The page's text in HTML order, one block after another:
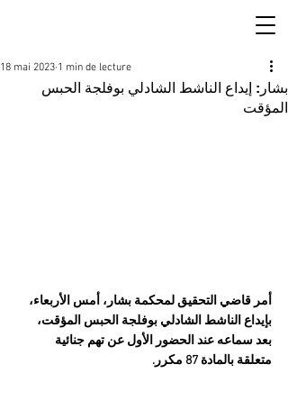
بشار: إيداع الناشط الشادلي بوفلجة الحبس
المؤقت
18 mai 2023 1 min de lecture
أمر قاضي التحقيق لمحكمة بشار، أمس الأربعاء،
بإيداع الناشط الشادلي بوفلجة الحبس المؤقت،
بعد سماعه عند الحضور الأول عن تهم جنائية
متعلقة بالمادة 87 مكرر.